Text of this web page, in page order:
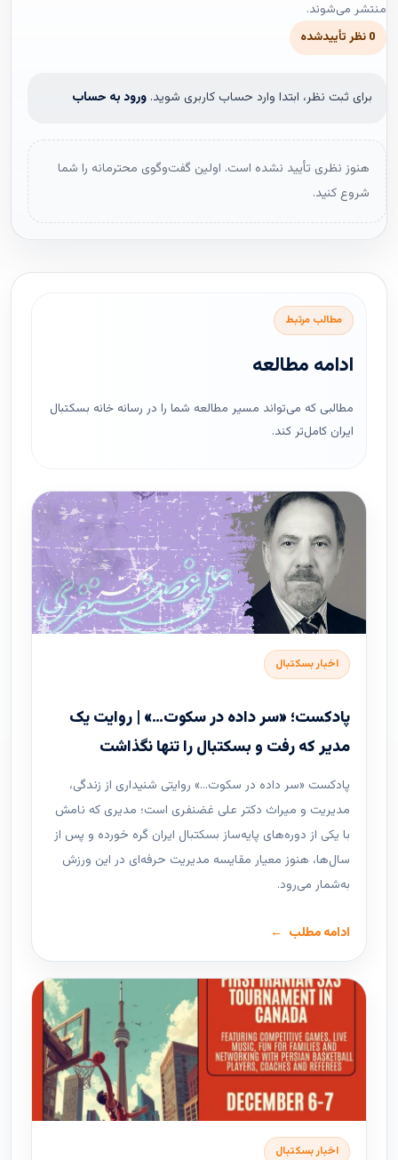
منتشر می‌شوند.
0 نظر تأییدشده
برای ثبت نظر، ابتدا وارد حساب کاربری شوید. ورود به حساب
هنوز نظری تأیید نشده است. اولین گفت‌وگوی محترمانه را شما
شروع کنید.
مطالب مرتبط
ادامه مطالعه
مطالبی که می‌تواند مسیر مطالعه شما را در رسانه خانه بسکتبال
ایران کامل‌تر کند.
اخبار بسکتبال
پادکست؛ «سر داده در سکوت…» | روایت یک
مدیر که رفت و بسکتبال را تنها نگذاشت
پادکست «سر داده در سکوت…» روایتی شنیداری از زندگی،
مدیریت و میراث دکتر علی غضنفری است؛ مدیری که نامش
با یکی از دوره‌های پایه‌ساز بسکتبال ایران گره خورده و پس از
سال‌ها، هنوز معیار مقایسه مدیریت حرفه‌ای در این ورزش
به‌شمار می‌رود.
ادامه مطلب
اخبار بسکتبال